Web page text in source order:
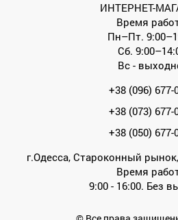
ИНТЕРНЕТ-
Время
Пн–Пт.
Сб.
Вс -
+38 (096) 677-
+38 (073) 677-
+38 (050) 677-
г.Одесса, Староконный
Время
9:00 - 16:00. Без